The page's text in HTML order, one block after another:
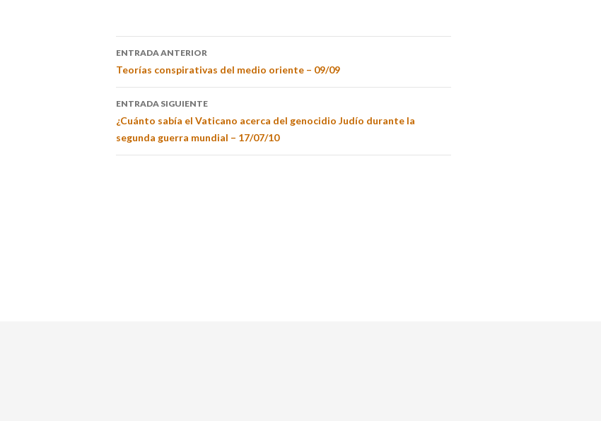
ENTRADA ANTERIOR
Teorías conspirativas del medio oriente – 09/09
ENTRADA SIGUIENTE
¿Cuánto sabía el Vaticano acerca del genocidio Judío durante la
segunda guerra mundial – 17/07/10